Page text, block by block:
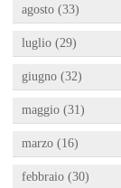
agosto (33)
luglio (29)
giugno (32)
maggio (31)
marzo (16)
febbraio (30)